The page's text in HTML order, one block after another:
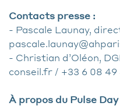
Contacts presse :
- Pascale Launay,
- Christian d’Oléon,
conseil.fr / +33 6 08 49
À propos du Pulse Day